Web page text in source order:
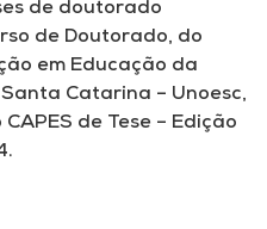
de doutorado
de Doutorado, do
em Educação da
Catarina – Unoesc,
de Tese – Edição